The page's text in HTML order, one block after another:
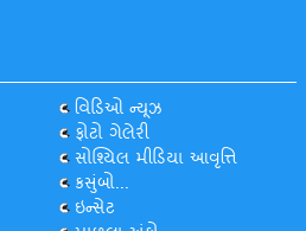
વિડિઓ ન્યૂઝ
ફોટો ગેલેરી
સોશ્યિલ મીડિયા આવૃત્તિ
કસુંબો...
ઇન્સેટ